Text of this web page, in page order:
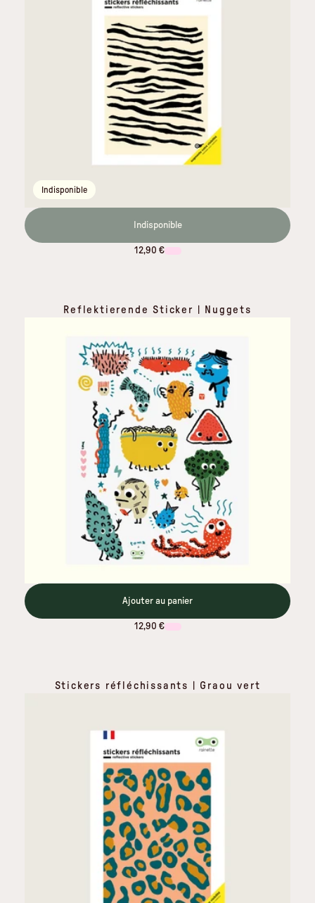
Indisponible
Indisponible
12,90 €
Reflektierende Sticker | Nuggets
Ajouter au panier
12,90 €
Stickers réfléchissants | Graou vert